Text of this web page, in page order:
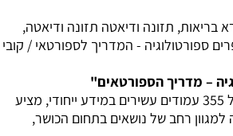
– מדריך הספורטאים"
הספר, שיצא לאור ומכיל 355 עמודים עשירים במידע ייחודי, מציע
רחב של נושאים בתחום הכושר,